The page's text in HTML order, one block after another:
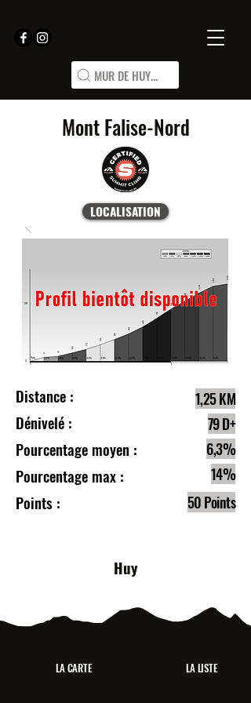
MUR DE HUY...
Mont Falise-Nord
LOCALISATION
Distance :
Dénivelé :
Pourcentage moyen :
Pourcentage max :
Points :
1,25 KM
79 D+
6,3%
14%
50 Points
Huy
LA CARTE LA LISTE